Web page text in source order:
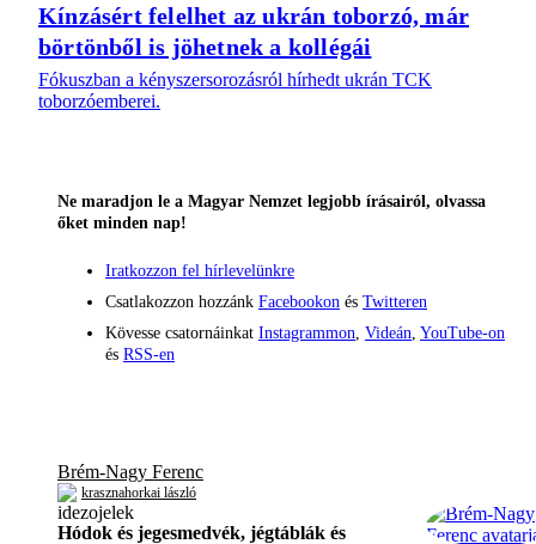
Kínzásért felelhet az ukrán toborzó, már
börtönből is jöhetnek a kollégái
Fókuszban a kényszersorozásról hírhedt ukrán TCK
toborzóemberei.
Ne maradjon le a Magyar Nemzet legjobb írásairól, olvassa
őket minden nap!
Iratkozzon fel hírlevelünkre
Csatlakozzon hozzánk Facebookon és Twitteren
Kövesse csatornáinkat Instagrammon Videán YouTube-on
és RSS-en
Brém-Nagy Ferenc
krasznahorkai lászló
Hódok és jegesmedvék, jégtáblák és